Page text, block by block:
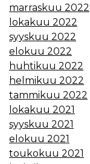
marraskuu 2022
lokakuu 2022
syyskuu 2022
elokuu 2022
huhtikuu 2022
helmikuu 2022
tammikuu 2022
lokakuu 2021
syyskuu 2021
elokuu 2021
toukokuu 2021